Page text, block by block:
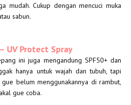
mudah. Cukup dengan mencuci muka
sabun.
UV Protect Spray
ini juga mengandung SPF50+ dan
hanya untuk wajah dan tubuh, tapi
belum menggunakannya di rambut,
gue coba.